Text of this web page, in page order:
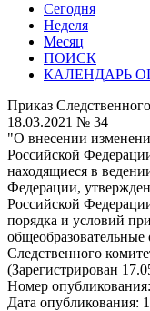
Сегодня
Неделя
Месяц
ПОИСК
КАЛЕНДАРЬ
Приказ
18.03.2021 № 34
"О внесении
Российской
находящиеся в
Федерации,
Российской
порядка и условий
Следственного
(Зарегистрирован
Номер опубликования:
Дата опубликования: